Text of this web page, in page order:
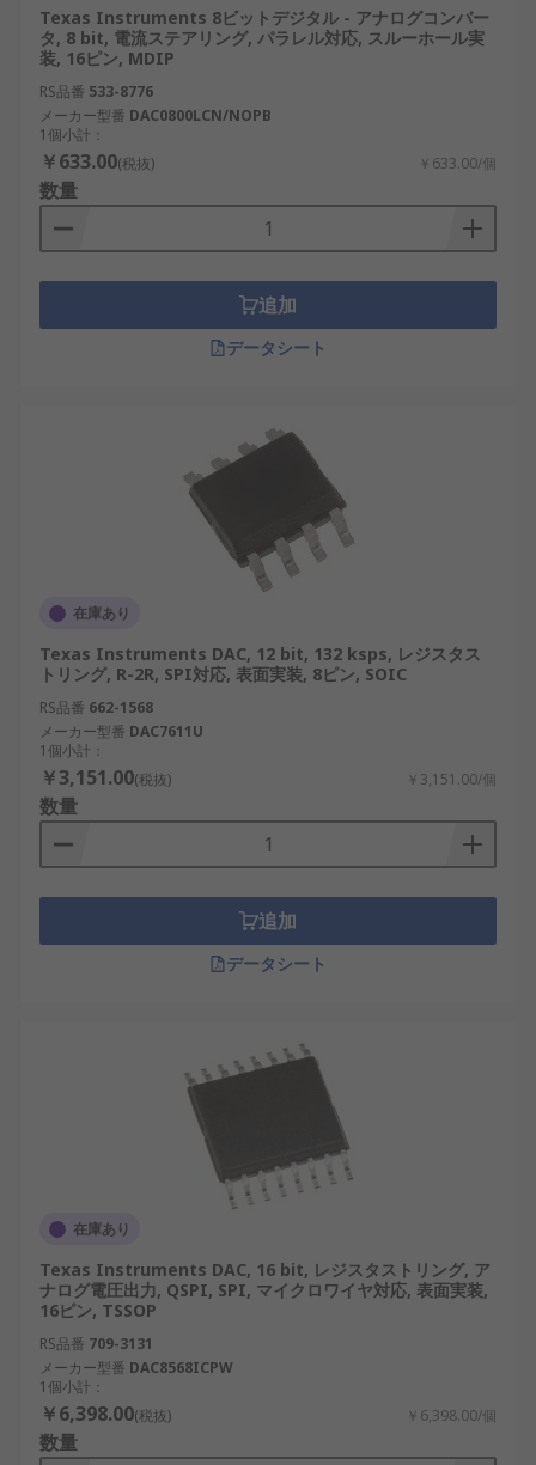
はアナログ領域で動作するため、この変換は不可欠
です。
DAC の動作の中核となるのは、通常ビットで表され
る解像度です。たとえば、8 ビットの DAC は 256
の異なるレベルを表現できますが、16 ビットの
DAC は 65,536 のレベルを処理できるため、出力信
号をより細かく制御できます。解像度が高いほど、
アナログ出力はよりスムーズで正確になります。こ
ーディオ アプリケーションでは特に重要です。
DAC のもう 1 つの重要な機能は、インターフェイス
他のデジタル システムにシームレスに接続できま
す。この機能は、特に日本の成長を続けるポータブ
ルおよびプロ用オーディオ機器市場で役立ちます。
ドングル DAC などの一部の DAC はコンパクトで、
モバイル デバイス用の小さなアダプターに統合され
ています。これらは、スマートフォンやラップトッ
れます。
DACの種類
DAC はさまざまなニーズを満たすように設計されて
おり、さまざまな構成で利用できます。一般的なタ
イプをいくつか示します。
バイナリ加重 DAC：バイナリ進行の値を持つ
抵抗を使用してアナログ出力を生成します。
これらはシンプルですが、通常は低解像度の
し使用して高解像度を作成する、より効率的
な設計です。これらの DAC は、オーディオお
よびビデオ アプリケーションでよく使用され
デルタシグマ DAC ：デルタシグマ DAC
精度を提供し、スムーズな出力信号を生成す
る能力があるため、オーディオ システムや計
測機器で広く使用されています。
電流ステアリング DAC：電流ステアリング
DAC
の DAC は、通信や信号処理に最適です。
USB DAC
るため、コンピューターやポータブル デバイ
スのオーディオ品質を向上させるための一般
Texas Instruments 8ビットデジタル - アナログコンバー
タ, 8 bit, 電流ステアリング, パラレル対応, スルーホール実
装, 16ピン, MDIP
RS品番 533-8776
メーカー型番 DAC0800LCN/NOPB
1個小計：
￥633.00(税抜) ￥633.00/個
数量
追加
データシート
在庫あり
Texas Instruments DAC, 12 bit, 132 ksps, レジスタス
トリング, R-2R, SPI対応, 表面実装, 8ピン, SOIC
RS品番 662-1568
メーカー型番 DAC7611U
1個小計：
￥3,151.00(税抜) ￥3,151.00/個
数量
追加
データシート
在庫あり
Texas Instruments DAC, 16 bit, レジスタストリング, ア
ナログ電圧出力, QSPI, SPI, マイクロワイヤ対応, 表面実装,
16ピン, TSSOP
RS品番 709-3131
メーカー型番 DAC8568ICPW
1個小計：
￥6,398.00(税抜) ￥6,398.00/個
数量